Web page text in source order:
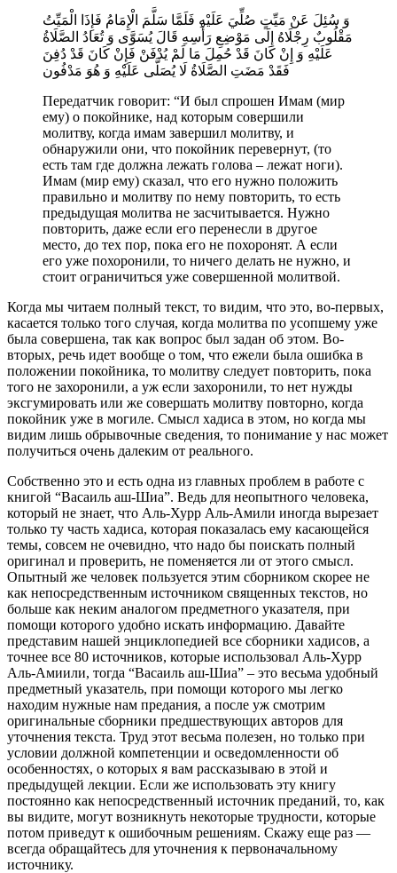
وَ سُئِلَ عَنْ مَيِّتٍ صُلِّيَ عَلَيْهِ فَلَمَّا سَلَّمَ الْإِمَامُ فَإِذَا الْمَيِّتُ
مَقْلُوبٌ رِجْلَاهُ إِلَى مَوْضِعِ رَأْسِهِ قَالَ يُسَوَّى وَ تُعَادُ الصَّلَاةُ
عَلَيْهِ وَ إِنْ كَانَ قَدْ حُمِلَ مَا لَمْ يُدْفَنْ فَإِنْ كَانَ قَدْ دُفِنَ
فَقَدْ مَضَتِ الصَّلَاةُ لَا يُصَلَّى عَلَيْهِ وَ هُوَ مَدْفُون‏
Передатчик говорит: “И был спрошен Имам (мир
ему) о покойнике, над которым совершили
молитву, когда имам завершил молитву, и
обнаружили они, что покойник перевернут, (то
есть там где должна лежать голова – лежат ноги).
Имам (мир ему) сказал, что его нужно положить
правильно и молитву по нему повторить, то есть
предыдущая молитва не засчитывается. Нужно
повторить, даже если его перенесли в другое
место, до тех пор, пока его не похоронят. А если
его уже похоронили, то ничего делать не нужно, и
стоит ограничиться уже совершенной молитвой.
Когда мы читаем полный текст, то видим, что это, во-первых,
касается только того случая, когда молитва по усопшему уже
была совершена, так как вопрос был задан об этом. Во-
вторых, речь идет вообще о том, что ежели была ошибка в
положении покойника, то молитву следует повторить, пока
того не захоронили, а уж если захоронили, то нет нужды
эксгумировать или же совершать молитву повторно, когда
покойник уже в могиле. Смысл хадиса в этом, но когда мы
видим лишь обрывочные сведения, то понимание у нас может
получиться очень далеким от реального.
Собственно это и есть одна из главных проблем в работе с
книгой “Васаиль аш-Шиа”. Ведь для неопытного человека,
который не знает, что Аль-Хурр Аль-Амили иногда вырезает
только ту часть хадиса, которая показалась ему касающейся
темы, совсем не очевидно, что надо бы поискать полный
оригинал и проверить, не поменяется ли от этого смысл.
Опытный же человек пользуется этим сборником скорее не
как непосредственным источником священных текстов, но
больше как неким аналогом предметного указателя, при
помощи которого удобно искать информацию. Давайте
представим нашей энциклопедией все сборники хадисов, а
точнее все 80 источников, которые использовал Аль-Хурр
Аль-Амиили, тогда “Васаиль аш-Шиа” – это весьма удобный
предметный указатель, при помощи которого мы легко
находим нужные нам предания, а после уж смотрим
оригинальные сборники предшествующих авторов для
уточнения текста. Труд этот весьма полезен, но только при
условии должной компетенции и осведомленности об
особенностях, о которых я вам рассказываю в этой и
предыдущей лекции. Если же использовать эту книгу
постоянно как непосредственный источник преданий, то, как
вы видите, могут возникнуть некоторые трудности, которые
потом приведут к ошибочным решениям. Скажу еще раз —
всегда обращайтесь для уточнения к первоначальному
источнику.